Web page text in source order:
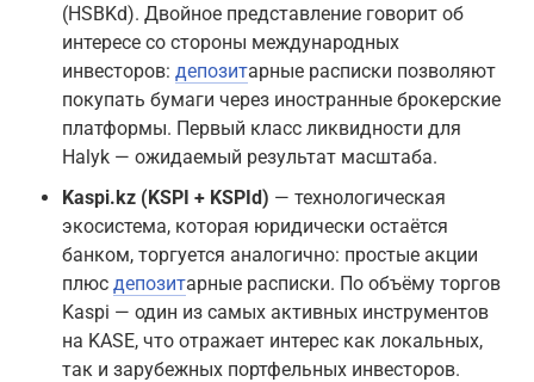
(HSBKd). Двойное представление говорит об
интересе со стороны международных
инвесторов: депозитарные расписки позволяют
покупать бумаги через иностранные брокерские
платформы. Первый класс ликвидности для
Halyk — ожидаемый результат масштаба.
Kaspi.kz (KSPI + KSPId) — технологическая
экосистема, которая юридически остаётся
банком, торгуется аналогично: простые акции
плюс депозитарные расписки. По объёму торгов
Kaspi — один из самых активных инструментов
на KASE, что отражает интерес как локальных,
так и зарубежных портфельных инвесторов.